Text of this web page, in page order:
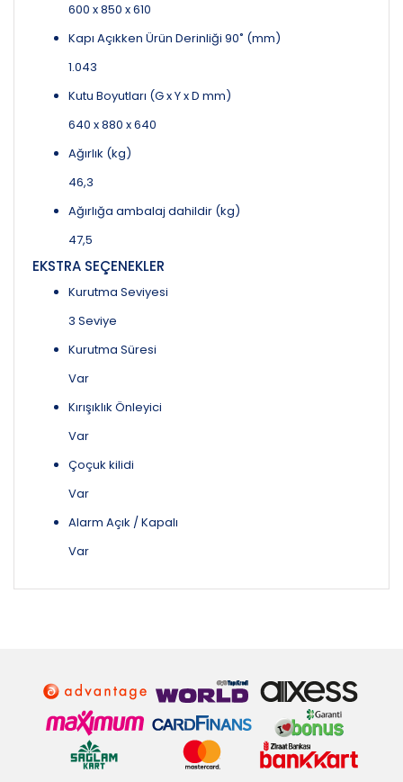
600 x 850 x 610
Kapı Açıkken Ürün Derinliği 90˚ (mm)
1.043
Kutu Boyutları (G x Y x D mm)
640 x 880 x 640
Ağırlık (kg)
46,3
Ağırlığa ambalaj dahildir (kg)
47,5
EKSTRA SEÇENEKLER
Kurutma Seviyesi
3 Seviye
Kurutma Süresi
Var
Kırışıklık Önleyici
Var
Çoçuk kilidi
Var
Alarm Açık / Kapalı
Var